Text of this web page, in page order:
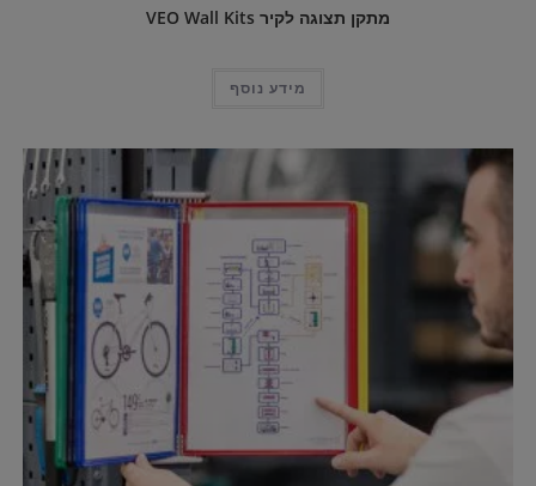
מתקן תצוגה לקיר VEO Wall Kits
מידע נוסף